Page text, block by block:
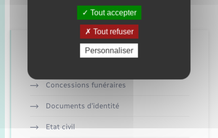
Retrouvez aussi
Concessions funéraires
Documents d’identité
Etat civil
Tout accepter
Tout refuser
Personnaliser